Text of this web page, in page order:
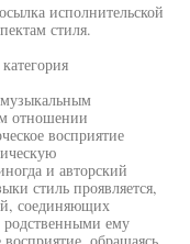
исполнительской
стиля.
музыкальным
отношении
восприятие
и авторский
стиль проявляется,
соединяющих
ему